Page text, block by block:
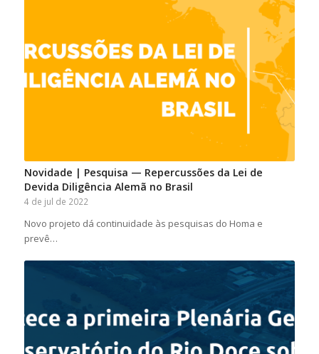
Novidade | Pesquisa — Repercussões da Lei de
Devida Diligência Alemã no Brasil
4 de jul de 2022
Novo projeto dá continuidade às pesquisas do Homa e
prevê…